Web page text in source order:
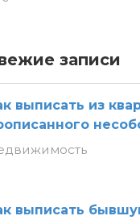
записи
выписать из
выписать